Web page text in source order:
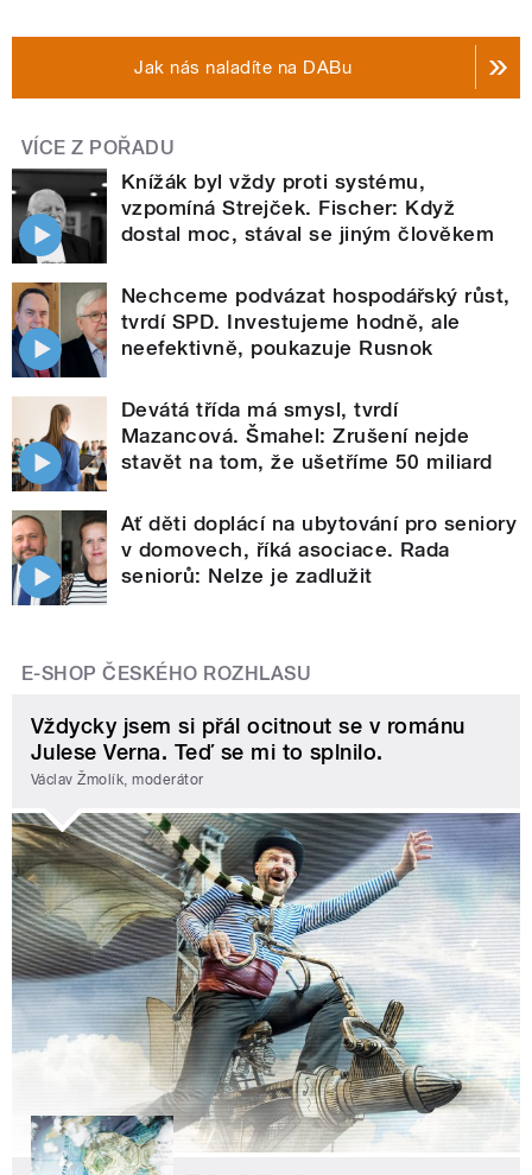
Jak nás naladíte na DABu
VÍCE Z POŘADU
Knížák byl vždy proti systému,
vzpomíná Strejček. Fischer: Když
dostal moc, stával se jiným člověkem
Nechceme podvázat hospodářský růst,
tvrdí SPD. Investujeme hodně, ale
neefektivně, poukazuje Rusnok
Devátá třída má smysl, tvrdí
Mazancová. Šmahel: Zrušení nejde
stavět na tom, že ušetříme 50 miliard
Ať děti doplácí na ubytování pro seniory
v domovech, říká asociace. Rada
seniorů: Nelze je zadlužit
E-SHOP ČESKÉHO ROZHLASU
Vždycky jsem si přál ocitnout se v románu
Julese Verna. Teď se mi to splnilo.
Václav Žmolík, moderátor